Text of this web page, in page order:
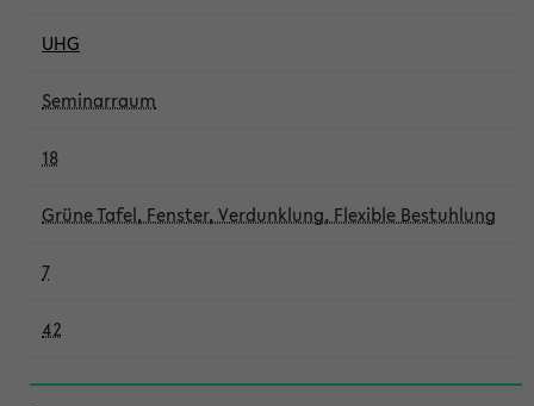
UHG
Seminarraum
18
Grüne Tafel, Fenster, Verdunklung, Flexible Bestuhlung
7
42